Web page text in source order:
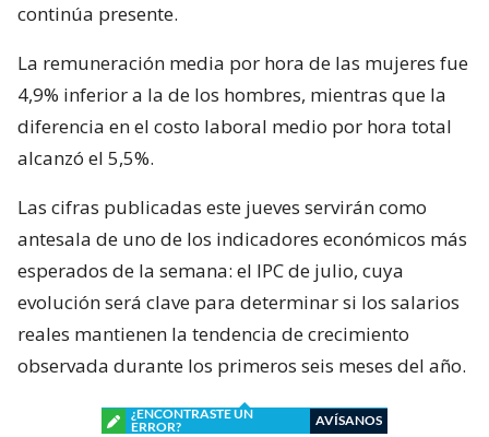
continúa presente.
La remuneración media por hora de las mujeres fue
4,9% inferior a la de los hombres, mientras que la
diferencia en el costo laboral medio por hora total
alcanzó el 5,5%.
Las cifras publicadas este jueves servirán como
antesala de uno de los indicadores económicos más
esperados de la semana: el IPC de julio, cuya
evolución será clave para determinar si los salarios
reales mantienen la tendencia de crecimiento
observada durante los primeros seis meses del año.
¿ENCONTRASTE UN
ERROR?
AVÍSANOS